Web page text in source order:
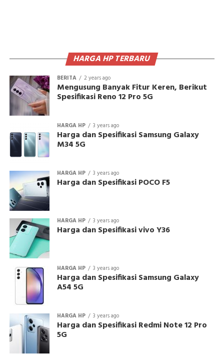
HARGA HP TERBARU
BERITA 2 years ago
Mengusung Banyak Fitur Keren, Berikut
Spesifikasi Reno 12 Pro 5G
HARGA HP 3 years ago
Harga dan Spesifikasi Samsung Galaxy
M34 5G
HARGA HP 3 years ago
Harga dan Spesifikasi POCO F5
HARGA HP 3 years ago
Harga dan Spesifikasi vivo Y36
HARGA HP 3 years ago
Harga dan Spesifikasi Samsung Galaxy
A54 5G
HARGA HP 3 years ago
Harga dan Spesifikasi Redmi Note 12 Pro
5G